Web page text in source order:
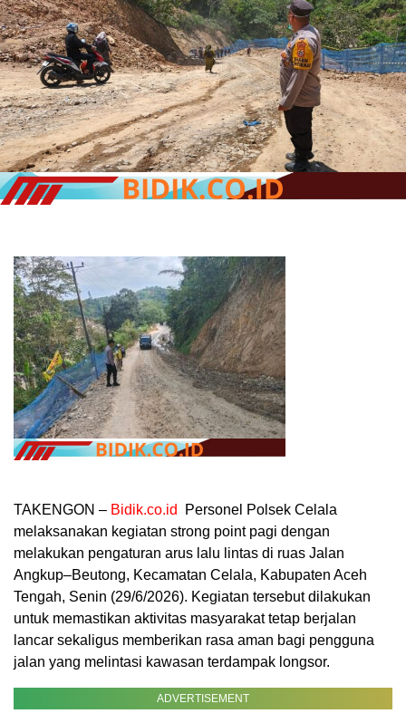
TAKENGON – Bidik.co.id
Personel Polsek Celala
melaksanakan kegiatan strong point pagi dengan
melakukan pengaturan arus lalu lintas di ruas Jalan
Angkup–Beutong, Kecamatan Celala, Kabupaten Aceh
Tengah, Senin (29/6/2026). Kegiatan tersebut dilakukan
untuk memastikan aktivitas masyarakat tetap berjalan
lancar sekaligus memberikan rasa aman bagi pengguna
jalan yang melintasi kawasan terdampak longsor.
ADVERTISEMENT